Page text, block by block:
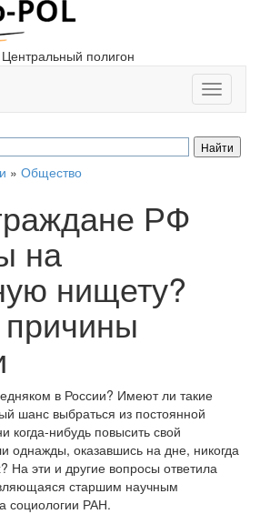
полигон
Toggle
» Общество
РФ
на
нищету?
в России? Имеют ли такие
шанс выбраться из постоянной
когда-нибудь повысить свой
однажды, оказавшись на дне, никогда
На эти и другие вопросы ответила
старшим научным
социологии РАН.